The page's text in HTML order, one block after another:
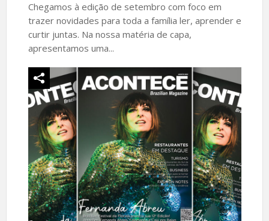
Chegamos à edição de setembro com foco em
trazer novidades para toda a família ler, aprender e
curtir juntas. Na nossa matéria de capa,
apresentamos uma...